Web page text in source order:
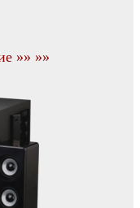
»» »»